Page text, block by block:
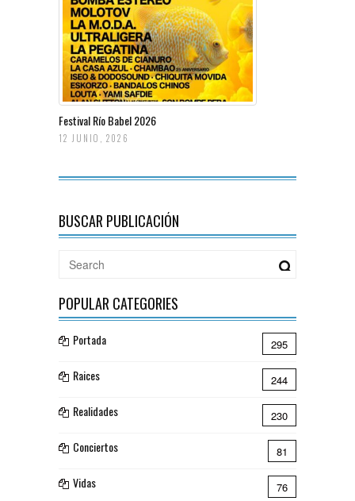
Festival Río Babel 2026
12 JUNIO, 2026
BUSCAR PUBLICACIÓN
POPULAR CATEGORIES
Portada 295
Raices 244
Realidades 230
Conciertos 81
Vidas 76